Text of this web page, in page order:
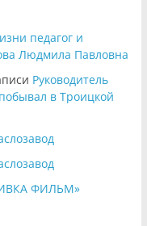
педагог и
Людмила Павловна
Руководитель
в Троицкой
ФИЛЬМ»